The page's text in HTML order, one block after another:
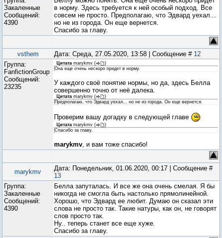
Закаленные
Сообщений:
4390
в норму. Здесь требуется к ней особый подход. Все
совсем не просто. Предполагаю, что Эдвард уехал...
но не из города. Он еще вернется.
Спасибо за главу.
vsthem Дата: Среда, 27.05.2020, 13:58 | Сообщение # 12
Группа:
FanfictionGroup
Сообщений:
23235
Цитата marykmv (
)
Она еще очень нескоро придет в норму.
У каждого своё понятие нормы, но да, здесь Белла
совершенно точно от неё далека.
Цитата marykmv (
)
Предполагаю, что Эдвард уехал... но не из города. Он еще вернется.
Проверим вашу догадку в следующей главе
Цитата marykmv (
)
Спасибо за главу.
marykmv, и вам тоже спасибо!
marykmv
Дата: Понедельник, 01.06.2020, 00:17 | Сообщение #
13
Группа:
Закаленные
Сообщений:
4390
Белла запуталась. И все же она очень смелая. Я бы
никогда не смогла быть настолько прямолинейной.
Хорошо, что Эдвард ее любит. Думаю он сказал эти
слова не просто так. Такие натуры, как он, не говорят
слов просто так.
Ну.. теперь станет все еще хуже.
Спасибо за главу.